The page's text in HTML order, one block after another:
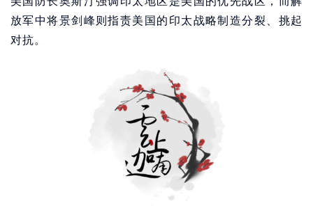
放军中将景剑峰则指责美国的印太战略制造分裂、挑起
对抗。